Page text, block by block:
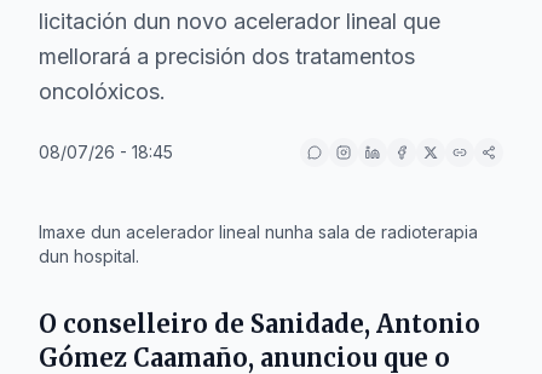
licitación dun novo acelerador lineal que
mellorará a precisión dos tratamentos
oncolóxicos.
08/07/26 - 18:45
Imaxe dun acelerador lineal nunha sala de radioterapia
dun hospital.
O conselleiro de Sanidade, Antonio
Gómez Caamaño, anunciou que o